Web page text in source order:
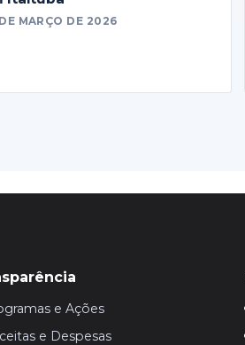
MARÇO DE 2026
e Ações
e Despesas